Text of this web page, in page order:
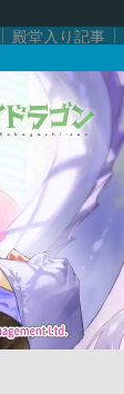
殿堂入り記事